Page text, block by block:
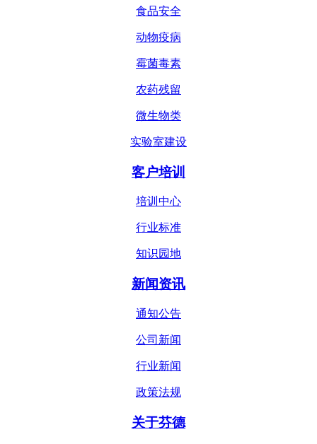
食品安全
动物疫病
霉菌毒素
农药残留
微生物类
实验室建设
客户培训
培训中心
行业标准
知识园地
新闻资讯
通知公告
公司新闻
行业新闻
政策法规
关于芬德